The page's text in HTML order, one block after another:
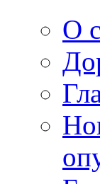
О